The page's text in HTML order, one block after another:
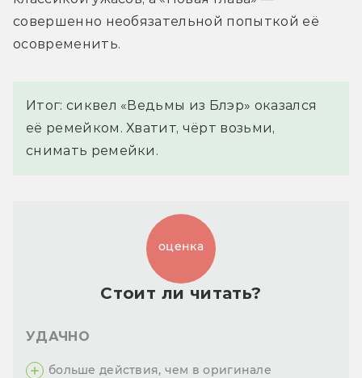
совершенно необязательной попыткой её
осовременить.
Итог: сиквел «Ведьмы из Блэр» оказался
её ремейком. Хватит, чёрт возьми,
снимать ремейки.
Стоит ли читать?
оценка
УДАЧНО
больше действия, чем в оригинале